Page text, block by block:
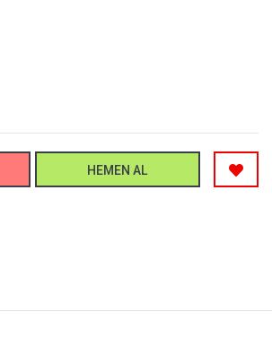
HEMEN AL